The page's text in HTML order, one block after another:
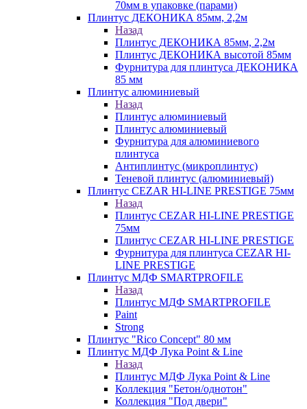
70мм в упаковке (парами)
Плинтус ДЕКОНИКА 85мм, 2,2м
Назад
Плинтус ДЕКОНИКА 85мм, 2,2м
Плинтус ДЕКОНИКА высотой 85мм
Фурнитура для плинтуса ДЕКОНИКА
85 мм
Плинтус алюминиевый
Назад
Плинтус алюминиевый
Плинтус алюминиевый
Фурнитура для алюминиевого
плинтуса
Антиплинтус (микроплинтус)
Теневой плинтус (алюминиевый)
Плинтус CEZAR HI-LINE PRESTIGE 75мм
Назад
Плинтус CEZAR HI-LINE PRESTIGE
75мм
Плинтус CEZAR HI-LINE PRESTIGE
Фурнитура для плинтуса CEZAR HI-
LINE PRESTIGE
Плинтус МДФ SMARTPROFILE
Назад
Плинтус МДФ SMARTPROFILE
Paint
Strong
Плинтус "Rico Concept" 80 мм
Плинтус МДФ Лука Point & Line
Назад
Плинтус МДФ Лука Point & Line
Коллекция "Бетон/однотон"
Коллекция "Под двери"